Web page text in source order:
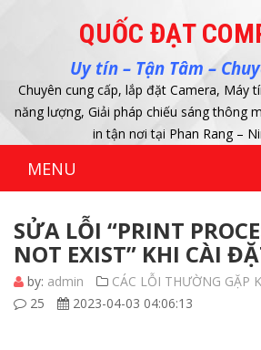
QUỐC ĐẠT
Uy tín – Tận Tâm –
Chuyên cung cấp, lắp đặt Camera, Máy
năng lượng, Giải pháp chiếu sáng thông
in tận nơi tại Phan Rang –
MENU
SỬA LỖI “PRINT
NOT EXIST” KHI CÀI
by: admin
CÁC LỖI THƯỜNG GẶP
25
2023-04-03 04:06:13